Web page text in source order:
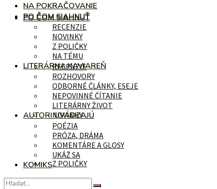
PO ČOM SIAHNUŤ
RECENZIE
NOVINKY
Z POLIČKY
NA POKRAČOVANIE
PO ČOM SIAHNUŤ
RECENZIE
NOVINKY
Z POLIČKY
NA TÉMU
LITERÁRNA KAVIAREŇ
ROZHOVORY
ODBORNÉ ČLÁNKY, ESEJE
NEPOVINNÉ ČÍTANIE
LITERÁRNY ŽIVOT
AUTORI UVÁDZAJÚ
POÉZIA
PRÓZA, DRÁMA
KOMENTÁRE A GLOSY
UKÁŽ SA
KOMIKS